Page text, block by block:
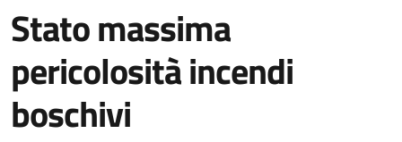
Stato massima
pericolosità incendi
boschivi